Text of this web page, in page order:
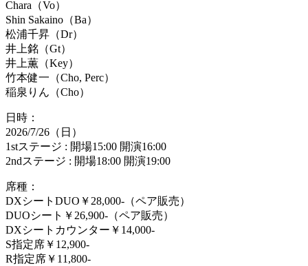
Chara（Vo）
Shin Sakaino（Ba）
松浦千昇（Dr）
井上銘（Gt）
井上薫（Key）
竹本健一（Cho, Perc）
稲泉りん（Cho）
日時：
2026/7/26（日）
1stステージ : 開場15:00 開演16:00
2ndステージ : 開場18:00 開演19:00
席種：
DXシートDUO￥28,000-（ペア販売）
DUOシート￥26,900-（ペア販売）
DXシートカウンター￥14,000-
S指定席￥12,900-
R指定席￥11,800-